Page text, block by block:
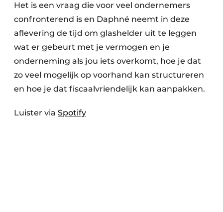
Het is een vraag die voor veel ondernemers
confronterend is en Daphné neemt in deze
aflevering de tijd om glashelder uit te leggen
wat er gebeurt met je vermogen en je
onderneming als jou iets overkomt, hoe je dat
zo veel mogelijk op voorhand kan structureren
en hoe je dat fiscaalvriendelijk kan aanpakken.
Luister via Spotify